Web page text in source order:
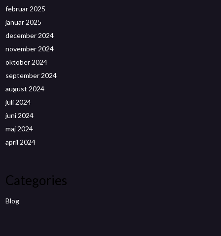
februar 2025
januar 2025
december 2024
november 2024
oktober 2024
september 2024
august 2024
juli 2024
juni 2024
maj 2024
april 2024
Categories
Blog